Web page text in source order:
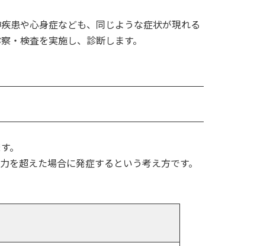
患や心身症なども、同じような症状が現れる
・検査を実施し、診断します。
。
超えた場合に発症するという考え方です。